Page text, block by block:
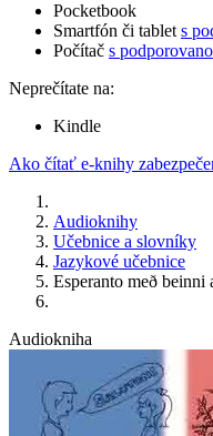
Pocketbook
Smartfón či tablet s
Počítač s
Neprečítate na:
Kindle
Ako čítať e-knihy
Audioknihy
Učebnice a slovníky
Jazykové učebnice
Esperanto með beinni
Audiokniha